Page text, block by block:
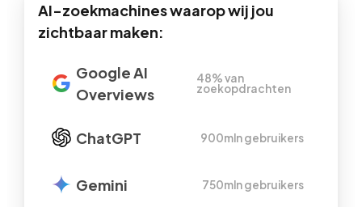
AI-zoekmachines waarop wij jou
zichtbaar maken:
Google AI
Overviews
48% van
zoekopdrachten
ChatGPT 900mln gebruikers
Gemini 750mln gebruikers